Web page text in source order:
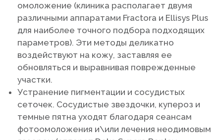
омоложение (клиника располагает двумя
различными аппаратами Fractora и Ellisys Plus
для наиболее точного подбора подходящих
параметров). Эти методы деликатно
воздействуют на кожу, заставляя ее
обновляться и выравнивая поврежденные
участки.
Устранение пигментации и сосудистых
сеточек. Сосудистые звездочки, купероз и
темные пятна уходят благодаря сеансам
фотоомоложения и\или лечения неодимовым